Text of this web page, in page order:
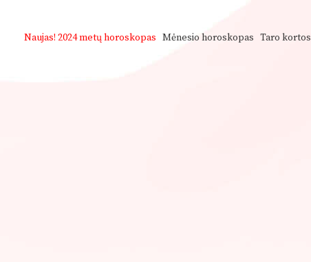
Naujas! 2024 metų horoskopas Mėnesio horoskopas Taro kortos